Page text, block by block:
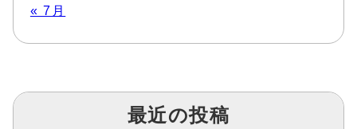
« 7月
最近の投稿